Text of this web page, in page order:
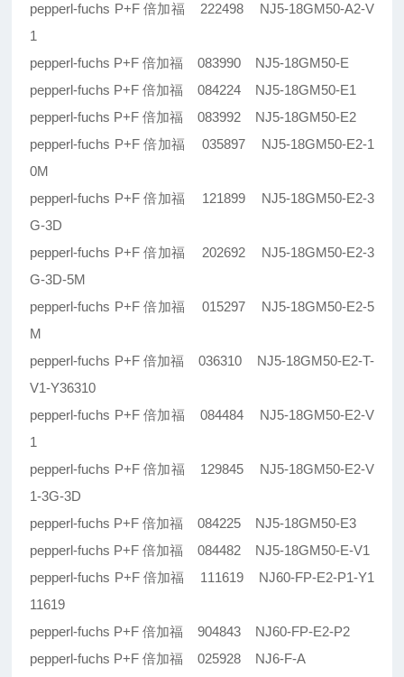
pepperl-fuchs P+F 倍加福 222498 NJ5-18GM50-A2-V
1
pepperl-fuchs P+F 倍加福 083990 NJ5-18GM50-E
pepperl-fuchs P+F 倍加福 084224 NJ5-18GM50-E1
pepperl-fuchs P+F 倍加福 083992 NJ5-18GM50-E2
pepperl-fuchs P+F 倍加福 035897 NJ5-18GM50-E2-1
0M
pepperl-fuchs P+F 倍加福 121899 NJ5-18GM50-E2-3
G-3D
pepperl-fuchs P+F 倍加福 202692 NJ5-18GM50-E2-3
G-3D-5M
pepperl-fuchs P+F 倍加福 015297 NJ5-18GM50-E2-5
M
pepperl-fuchs P+F 倍加福 036310 NJ5-18GM50-E2-T-
V1-Y36310
pepperl-fuchs P+F 倍加福 084484 NJ5-18GM50-E2-V
1
pepperl-fuchs P+F 倍加福 129845 NJ5-18GM50-E2-V
1-3G-3D
pepperl-fuchs P+F 倍加福 084225 NJ5-18GM50-E3
pepperl-fuchs P+F 倍加福 084482 NJ5-18GM50-E-V1
pepperl-fuchs P+F 倍加福 111619 NJ60-FP-E2-P1-Y1
11619
pepperl-fuchs P+F 倍加福 904843 NJ60-FP-E2-P2
pepperl-fuchs P+F 倍加福 025928 NJ6-F-A